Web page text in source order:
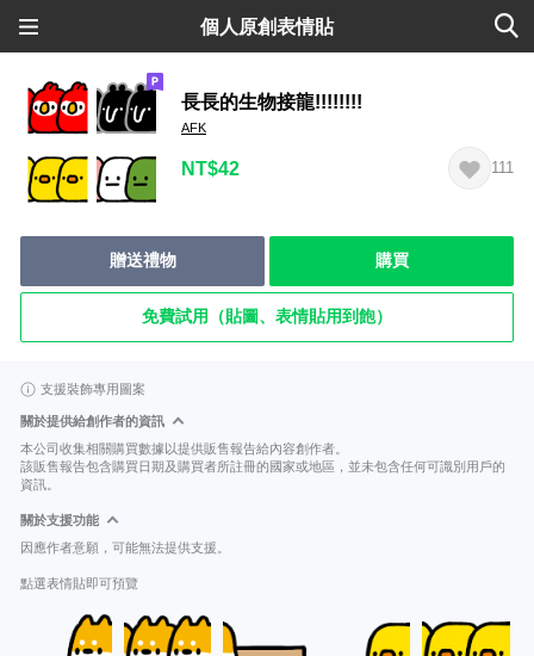
個人原創表情貼
長長的生物接龍!!!!!!!!
AFK
NT$42 111
贈送禮物 購買
免費試用（貼圖、表情貼用到飽）
支援裝飾專用圖案
關於提供給創作者的資訊
本公司收集相關購買數據以提供販售報告給內容創作者。
該販售報告包含購買日期及購買者所註冊的國家或地區，並未包含任何可識別用戶的
資訊。
關於支援功能
因應作者意願，可能無法提供支援。
點選表情貼即可預覽